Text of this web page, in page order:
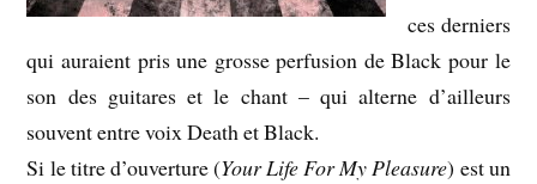
ces derniers
qui auraient pris une grosse perfusion de Black pour le
son des guitares et le chant – qui alterne d’ailleurs
souvent entre voix Death et Black.
Si le titre d’ouverture (Your Life For My Pleasure) est un